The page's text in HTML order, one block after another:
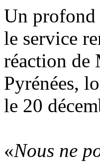
Un profond
le service
réaction de
Pyrénées,
le 20
«Nous ne